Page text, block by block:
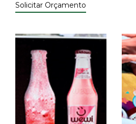
Solicitar Orçamento